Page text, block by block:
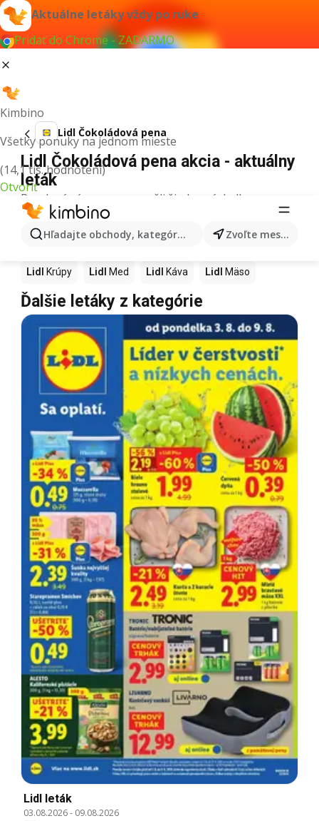
Aktuálne letáky vždy po ruke
Pridať do Chrome - ZADARMO
Kimbino
Všetky ponuky na jednom mieste
(14,1 tis. hodnotení)
Otvoriť
Hľadajte obchody, kategórie, produkty... Zvoľte mesto
Lidl Čokoládová pena
Lidl Čokoládová pena akcia - aktuálny
leták
Pre daný výraz sme nenašli žiadne výsledky.
Ďalšie produkty v obchodoch Lidl
Lidl Kiwi LidlMango Lidl
Lidl Krúpy Lidl Med Lidl Káva Lidl Mäso
Ďalšie letáky z kategórie
Lidl leták
03.08.2026- 09.08.2026